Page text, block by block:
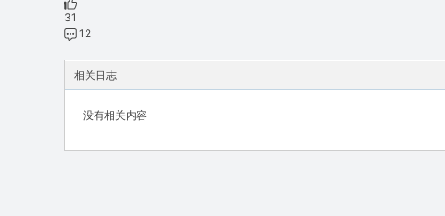
31
12
相关日志
没有相关内容